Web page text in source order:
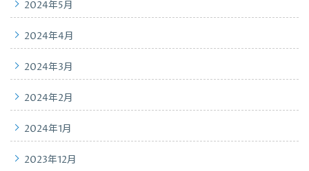
2024年5月
2024年4月
2024年3月
2024年2月
2024年1月
2023年12月